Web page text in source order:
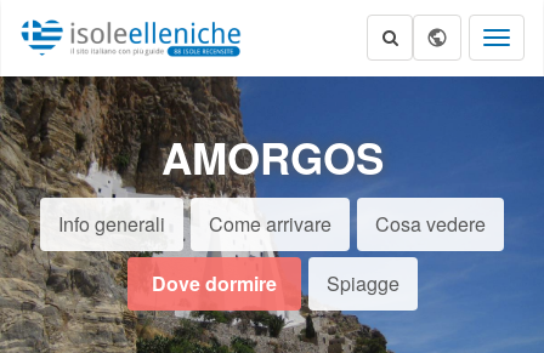
AMORGOS
Info generali Come arrivare Cosa vedere
Dove dormire Spiagge